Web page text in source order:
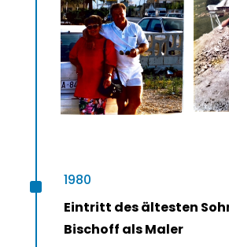
^
1980
Eintritt des ältesten
Bischoff als Maler